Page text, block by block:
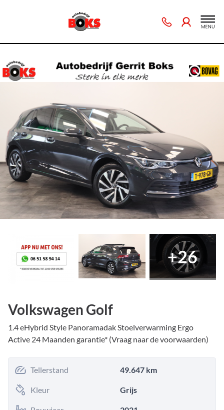
+26
Volkswagen Golf
1.4 eHybrid Style Panoramadak Stoelverwarming Ergo
Active 24 Maanden garantie* (Vraag naar de voorwaarden)
Tellerstand 49.647 km
Kleur Grijs